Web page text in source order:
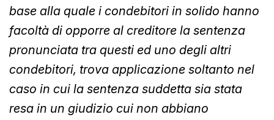
base alla quale i condebitori in solido hanno
facoltà di opporre al creditore la sentenza
pronunciata tra questi ed uno degli altri
condebitori, trova applicazione soltanto nel
caso in cui la sentenza suddetta sia stata
resa in un giudizio cui non abbiano